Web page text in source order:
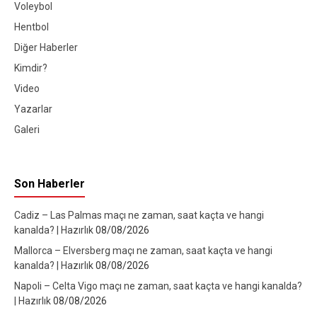
Voleybol
Hentbol
Diğer Haberler
Kimdir?
Video
Yazarlar
Galeri
Son Haberler
Cadiz – Las Palmas maçı ne zaman, saat kaçta ve hangi
kanalda? | Hazırlık08/08/2026
Mallorca – Elversberg maçı ne zaman, saat kaçta ve hangi
kanalda? | Hazırlık08/08/2026
Napoli – Celta Vigo maçı ne zaman, saat kaçta ve hangi kanalda?
| Hazırlık08/08/2026